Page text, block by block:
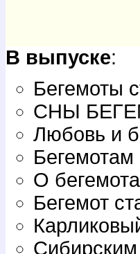
В выпуске:
Бегемоты
СНЫ
Любовь и
Бегемотам
О
Бегемот